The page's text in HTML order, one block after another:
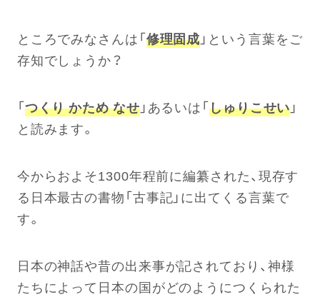
ところでみなさんは「修理固成」という言葉をご
存知でしょうか？
「つくり かため なせ」あるいは「しゅりこせい」
と読みます。
今からおよそ1300年程前に編纂された、現存す
る日本最古の書物「古事記」に出てくる言葉で
す。
日本の神話や昔の出来事が記されており、神様
たちによって日本の国がどのようにつくられた